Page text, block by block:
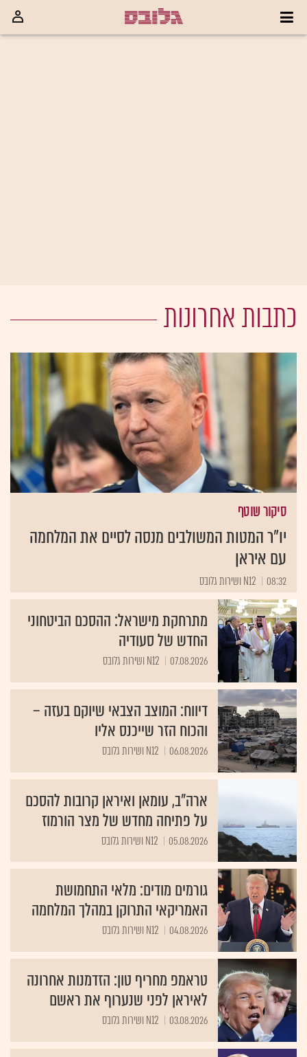
כתבות אחרונות
סיקור שוטף
יו"ר המטות המשולבים מנסה לסיים את המלחמה
עם איראן
08:32 N12 ושירות גלובס
מתרחקת מישראל: ההסכם הביטחוני
החדש של סעודיה
07.08.2026 N12 ושירות גלובס
דיווח: המוצב הצבאי שיוקם בעזה –
והכוח הזר שייכנס אליו
06.08.2026 N12 ושירות גלובס
ארה"ב, עומאן ואיראן קרובות להסכם
על פתיחה מחדש של מצר הורמוז
05.08.2026 N12 ושירות גלובס
גורמים מודים: מלאי התחמושת
האמריקאי התרוקן במהלך המלחמה
04.08.2026 N12 ושירות גלובס
טראמפ מחריף טון: הזדמנות אחרונה
לאיראן לפני שנערוף את ראשם
03.08.2026 N12 ושירות גלובס